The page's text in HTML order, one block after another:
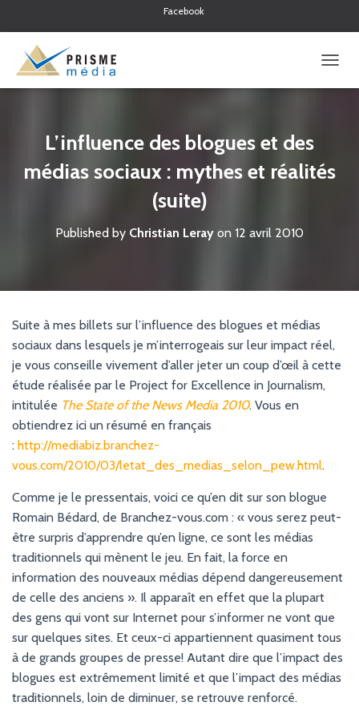
Facebook
U
F
I
G
L’influence des blogues et des
médias sociaux : mythes et réalités
(suite)
Published by Christian Leray on 12 avril 2010
Suite à mes billets sur l’influence des blogues et médias
sociaux dans lesquels je m’interrogeais sur leur impact réel,
je vous conseille vivement d’aller jeter un coup d’œil à cette
étude réalisée par le Project for Excellence in Journalism,
intitulée The State of the News Media 2010. Vous en
obtiendrez ici un résumé en français
: http://mediabiz.branchez-
vous.com/2010/03/letat_des_medias_selon_pew.html.
Comme je le pressentais, voici ce qu’en dit sur son blogue
Romain Bédard, de Branchez-vous.com : « vous serez peut-
être surpris d’apprendre qu’en ligne, ce sont les médias
traditionnels qui mènent le jeu. En fait, la force en
information des nouveaux médias dépend dangereusement
de celle des anciens ». Il apparaît en effet que la plupart
des gens qui vont sur Internet pour s’informer ne vont que
sur quelques sites. Et ceux-ci appartiennent quasiment tous
à de grands groupes de presse! Autant dire que l’impact des
blogues est extrêmement limité et que l’impact des médias
traditionnels, loin de diminuer, se retrouve renforcé.